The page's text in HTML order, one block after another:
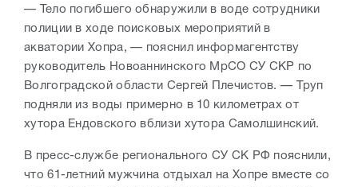
— Тело погибшего обнаружили в воде сотрудники
полиции в ходе поисковых мероприятий в
акватории Хопра, — пояснил информагентству
руководитель Новоаннинского МрСО СУ СКР по
Волгоградской области Сергей Плечистов. — Труп
подняли из воды примерно в 10 километрах от
хутора Ендовского вблизи хутора Самолшинский.
В пресс-службе регионального СУ СК РФ пояснили,
что 61-летний мужчина отдыхал на Хопре вместе со